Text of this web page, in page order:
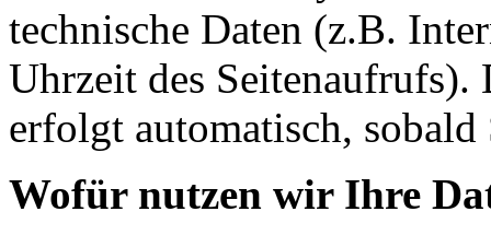
technische Daten (z.B.
Uhrzeit des Seitenaufrufs).
erfolgt automatisch, sobald
Wofür nutzen wir Ihre